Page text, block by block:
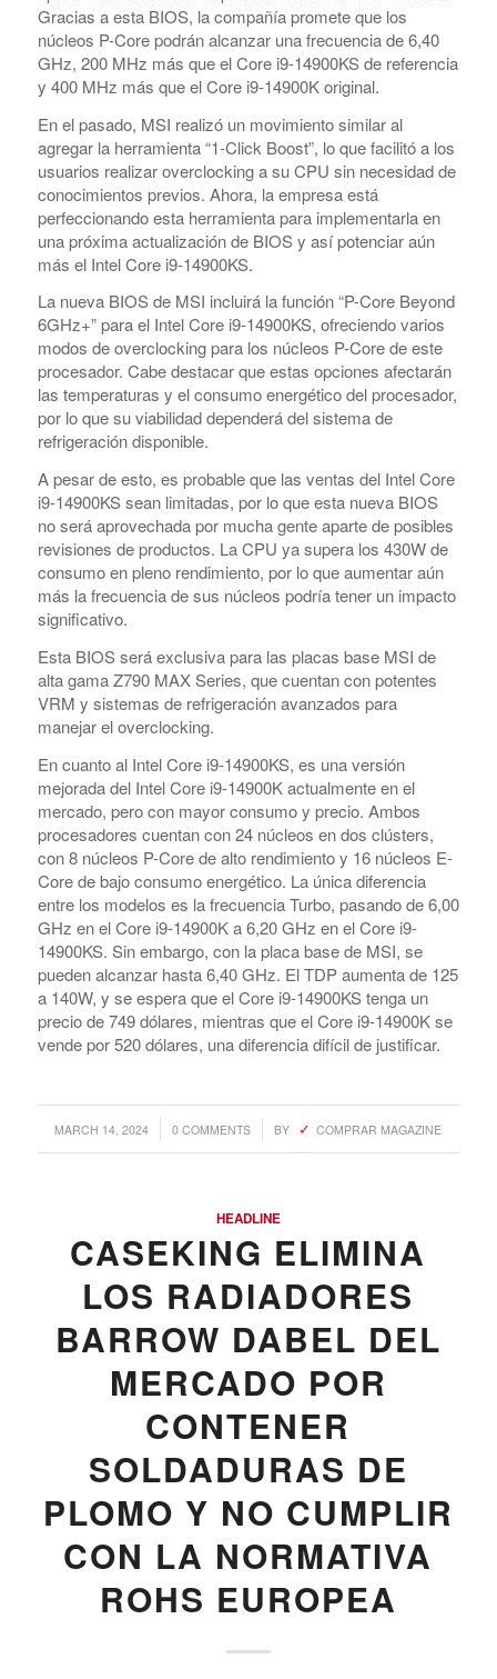
Gracias a esta BIOS, la compañía promete que los
núcleos P-Core podrán alcanzar una frecuencia de 6,40
GHz, 200 MHz más que el Core i9-14900KS de referencia
y 400 MHz más que el Core i9-14900K original.
En el pasado, MSI realizó un movimiento similar al
agregar la herramienta “1-Click Boost”, lo que facilitó a los
usuarios realizar overclocking a su CPU sin necesidad de
conocimientos previos. Ahora, la empresa está
perfeccionando esta herramienta para implementarla en
una próxima actualización de BIOS y así potenciar aún
más el Intel Core i9-14900KS.
La nueva BIOS de MSI incluirá la función “P-Core Beyond
6GHz+” para el Intel Core i9-14900KS, ofreciendo varios
modos de overclocking para los núcleos P-Core de este
procesador. Cabe destacar que estas opciones afectarán
las temperaturas y el consumo energético del procesador,
por lo que su viabilidad dependerá del sistema de
refrigeración disponible.
A pesar de esto, es probable que las ventas del Intel Core
i9-14900KS sean limitadas, por lo que esta nueva BIOS
no será aprovechada por mucha gente aparte de posibles
revisiones de productos. La CPU ya supera los 430W de
consumo en pleno rendimiento, por lo que aumentar aún
más la frecuencia de sus núcleos podría tener un impacto
significativo.
Esta BIOS será exclusiva para las placas base MSI de
alta gama Z790 MAX Series, que cuentan con potentes
VRM y sistemas de refrigeración avanzados para
manejar el overclocking.
En cuanto al Intel Core i9-14900KS, es una versión
mejorada del Intel Core i9-14900K actualmente en el
mercado, pero con mayor consumo y precio. Ambos
procesadores cuentan con 24 núcleos en dos clústers,
con 8 núcleos P-Core de alto rendimiento y 16 núcleos E-
Core de bajo consumo energético. La única diferencia
entre los modelos es la frecuencia Turbo, pasando de 6,00
GHz en el Core i9-14900K a 6,20 GHz en el Core i9-
14900KS. Sin embargo, con la placa base de MSI, se
pueden alcanzar hasta 6,40 GHz. El TDP aumenta de 125
a 140W, y se espera que el Core i9-14900KS tenga un
precio de 749 dólares, mientras que el Core i9-14900K se
vende por 520 dólares, una diferencia difícil de justificar.
MARCH 14, 2024
/ 0 COMMENTS
/ BY COMPRAR MAGAZINE
HEADLINE
CASEKING ELIMINA
LOS RADIADORES
BARROW DABEL DEL
MERCADO POR
CONTENER
SOLDADURAS DE
PLOMO Y NO CUMPLIR
CON LA NORMATIVA
ROHS EUROPEA